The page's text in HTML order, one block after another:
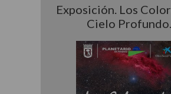
Exposición. Los
Cielo Profundo.